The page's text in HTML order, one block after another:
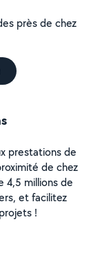
près de chez
prestations de
de chez
4,5 millions de
et facilitez
!